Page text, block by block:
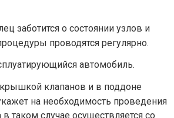
заботится о состоянии узлов и
проводятся регулярно.
автомобиль.
клапанов и в поддоне
на необходимость проведения
таком случае осуществляется со